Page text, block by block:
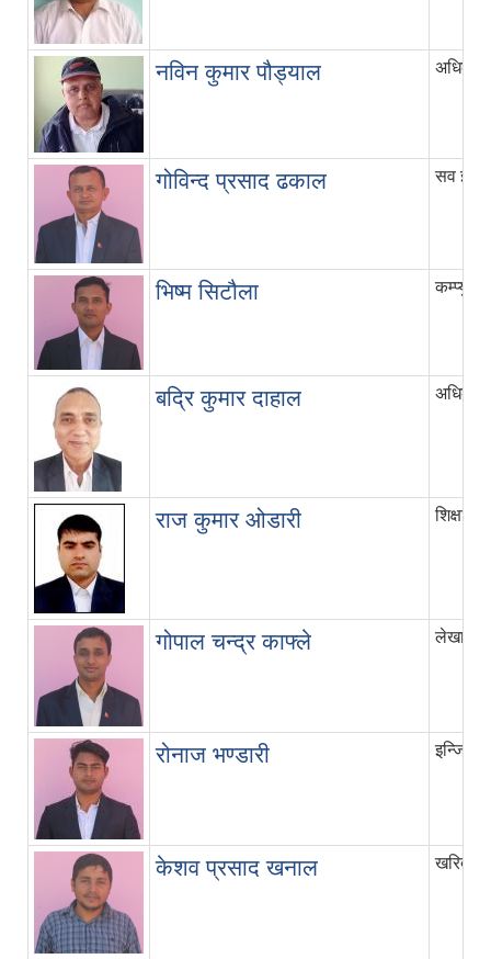
नविन कुमार पौड्याल अधिकृत
गोविन्द प्रसाद ढकाल सव
भिष्म सिटौला कम्प्युटर
बद्रि कुमार दाहाल अधिकृत
राज कुमार ओडारी शिक्षा
गोपाल चन्द्र काफ्ले लेखापाल
रोनाज भण्डारी
केशव प्रसाद खनाल खरिदार